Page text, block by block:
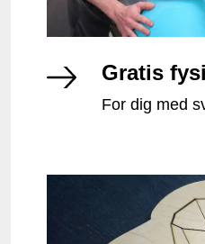
Gratis
For dig med